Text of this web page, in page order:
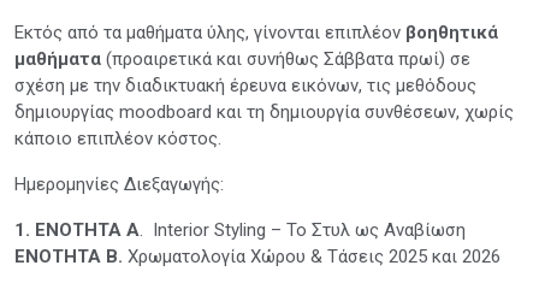
Εκτός από τα μαθήματα ύλης, γίνονται επιπλέον βοηθητικά
μαθήματα (προαιρετικά και συνήθως Σάββατα πρωί) σε
σχέση με την διαδικτυακή έρευνα εικόνων, τις μεθόδους
δημιουργίας moodboard και τη δημιουργία συνθέσεων, χωρίς
κάποιο επιπλέον κόστος.
Ημερομηνίες Διεξαγωγής:
1. ΕΝΟΤΗΤΑ Α. Interior Styling – Το Στυλ ως Αναβίωση
ΕΝΟΤΗΤΑ Β. Χρωματολογία Χώρου & Τάσεις 2025 και 2026